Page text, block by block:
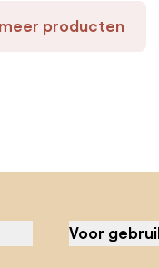
producten
Voor